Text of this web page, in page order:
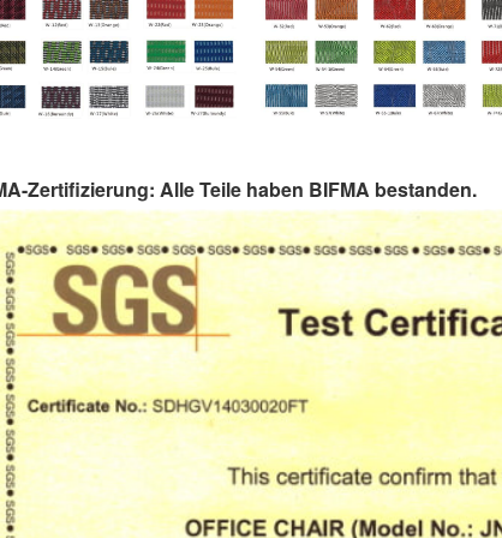
Zertifizierung: Alle Teile haben BIFMA bestanden.